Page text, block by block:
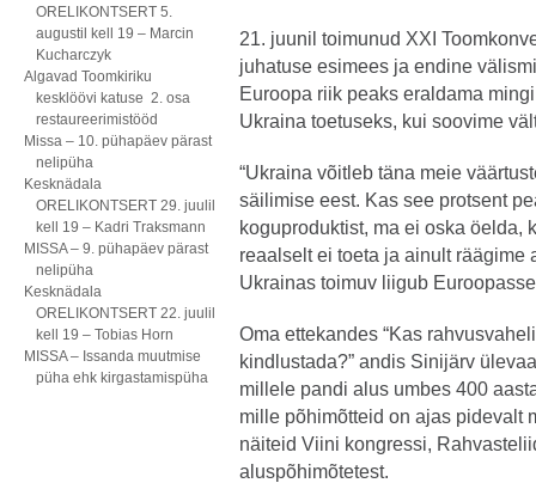
ORELIKONTSERT 5.
augustil kell 19 – Marcin
Kucharczyk
Algavad Toomkiriku
kesklöövi katuse 2. osa
restaureerimistööd
Missa – 10. pühapäev pärast
nelipüha
Kesknädala
ORELIKONTSERT 29. juulil
kell 19 – Kadri Traksmann
MISSA – 9. pühapäev pärast
nelipüha
Kesknädala
ORELIKONTSERT 22. juulil
kell 19 – Tobias Horn
MISSA – Issanda muutmise
püha ehk kirgastamispüha
21. juunil toimunud XXI
juhatuse esimees ja endine
Euroopa riik peaks eraldama
Ukraina toetuseks, kui soovime
“Ukraina võitleb täna meie
säilimise eest. Kas see protsent
koguproduktist, ma ei oska öelda,
reaalselt ei toeta ja ainult räägime
Ukrainas toimuv liigub
Oma ettekandes “Kas
kindlustada?” andis Sinijärv
millele pandi alus umbes 400
mille põhimõtteid on ajas pidevalt
näiteid Viini kongressi,
aluspõhimõtetest.